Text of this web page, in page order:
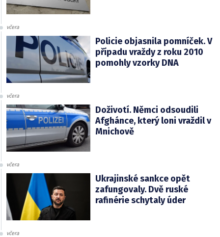
včera
Policie objasnila pomníček. V
případu vraždy z roku 2010
pomohly vzorky DNA
včera
Doživotí. Němci odsoudili
Afghánce, který loni vraždil v
Mnichově
včera
Ukrajinské sankce opět
zafungovaly. Dvě ruské
rafinérie schytaly úder
včera